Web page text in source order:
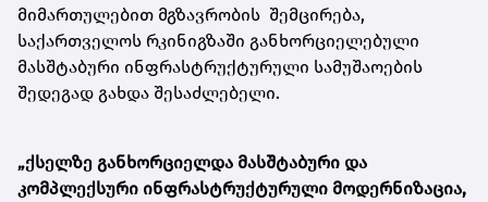
მიმართულებით მგზავრობის შემცირება,
საქართველოს რკინიგზაში განხორციელებული
მასშტაბური ინფრასტრუქტურული სამუშაოების
შედეგად გახდა შესაძლებელი.
„ქსელზე განხორციელდა მასშტაბური და
კომპლექსური ინფრასტრუქტურული მოდერნიზაცია,